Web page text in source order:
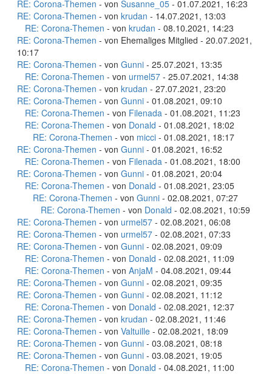
RE: Corona-Themen - von Susanne_05 - 01.07.2021, 16:23
RE: Corona-Themen - von krudan - 14.07.2021, 13:03
RE: Corona-Themen - von krudan - 08.10.2021, 14:23
RE: Corona-Themen - von Ehemaliges Mitglied - 20.07.2021,
10:17
RE: Corona-Themen - von Gunni - 25.07.2021, 13:35
RE: Corona-Themen - von urmel57 - 25.07.2021, 14:38
RE: Corona-Themen - von krudan - 27.07.2021, 23:20
RE: Corona-Themen - von Gunni - 01.08.2021, 09:10
RE: Corona-Themen - von Filenada - 01.08.2021, 11:23
RE: Corona-Themen - von Donald - 01.08.2021, 18:02
RE: Corona-Themen - von micci - 01.08.2021, 18:17
RE: Corona-Themen - von Gunni - 01.08.2021, 16:52
RE: Corona-Themen - von Filenada - 01.08.2021, 18:00
RE: Corona-Themen - von Gunni - 01.08.2021, 20:04
RE: Corona-Themen - von Donald - 01.08.2021, 23:05
RE: Corona-Themen - von Gunni - 02.08.2021, 07:27
RE: Corona-Themen - von Donald - 02.08.2021, 10:59
RE: Corona-Themen - von urmel57 - 02.08.2021, 06:08
RE: Corona-Themen - von urmel57 - 02.08.2021, 07:33
RE: Corona-Themen - von Gunni - 02.08.2021, 09:09
RE: Corona-Themen - von Donald - 02.08.2021, 11:09
RE: Corona-Themen - von AnjaM - 04.08.2021, 09:44
RE: Corona-Themen - von Gunni - 02.08.2021, 09:35
RE: Corona-Themen - von Gunni - 02.08.2021, 11:12
RE: Corona-Themen - von Donald - 02.08.2021, 12:37
RE: Corona-Themen - von krudan - 02.08.2021, 11:46
RE: Corona-Themen - von Valtuille - 02.08.2021, 18:09
RE: Corona-Themen - von Gunni - 03.08.2021, 08:18
RE: Corona-Themen - von Gunni - 03.08.2021, 19:05
RE: Corona-Themen - von Donald - 04.08.2021, 11:00